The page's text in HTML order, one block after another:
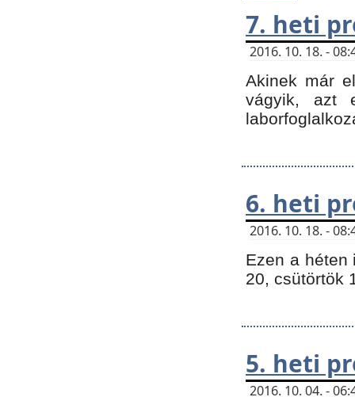
7. heti
2016. 10. 18. -
Akinek már
vágyik, azt
6. heti
2016. 10. 18. -
Ezen a héten
20, csütörtök
5. heti
2016. 10. 04. -